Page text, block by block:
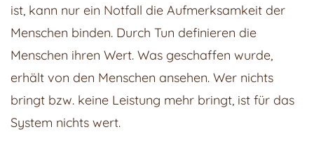
dich
ist, kann nur ein Notfall die Aufmerksamkeit der
Menschen binden. Durch Tun definieren die
Menschen ihren Wert. Was geschaffen wurde,
erhält von den Menschen ansehen. Wer nichts
bringt bzw. keine Leistung mehr bringt, ist für das
System nichts wert.